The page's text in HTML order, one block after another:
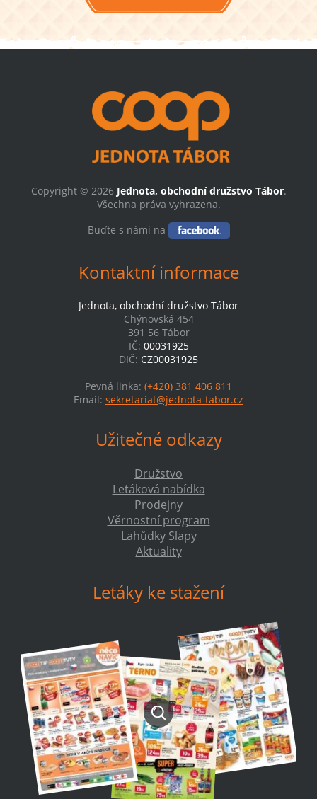
Copyright © 2026 Jednota, obchodní družstvo Tábor.
Všechna práva vyhrazena.
Buďte s námi na
Kontaktní informace
Jednota, obchodní družstvo Tábor
Chýnovská 454
391 56 Tábor
IČ: 00031925
DIČ: CZ00031925
Pevná linka: (+420) 381 406 811
Email: sekretariat@jednota-tabor.cz
Užitečné odkazy
Družstvo
Letáková nabídka
Prodejny
Věrnostní program
Lahůdky Slapy
Aktuality
Letáky ke stažení